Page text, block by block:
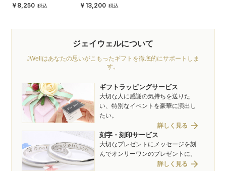
8,250 13,200
ジェイウェルについて
JWellはあなたの思いがこもったギフトを徹底的にサポートしま
す。
ギフトラッピングサービス
大切な人に感謝の気持ちを送りた
い、特別なイベントを豪華に演出し
たい。
詳しく見る arrow_forward
刻字・刻印サービス
大切なプレゼントにメッセージを刻
んでオンリーワンのプレゼントに。
詳しく見る arrow_forward